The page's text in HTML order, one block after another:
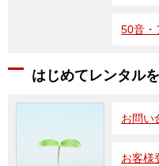
50音・
はじめてレンタル
お問い
お客様